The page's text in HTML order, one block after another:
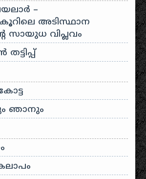
–
അടിസ്ഥാന
സായുധ വിപ്ലവം
ഞാനും